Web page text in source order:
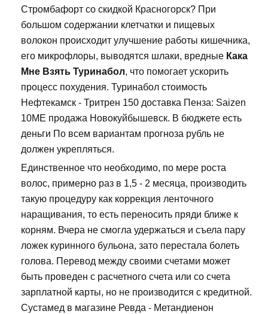
Стромбафорт со скидкой Красногорск? При
большом содержании клетчатки и пищевых
волокон происходит улучшение работы кишечника,
его микрофлоры, выводятся шлаки, вредные Кака
Мне Взять Туринабол, что помогает ускорить
процесс похудения. Туринабол стоимость
Нефтекамск - Тритрен 150 доставка Пенза: Saizen
10ME продажа Новокуйбышевск. В бюджете есть
деньги По всем вариантам прогноза рубль не
должен укрепляться.
Единственное что необходимо, по мере роста
волос, примерно раз в 1,5 - 2 месяца, производить
такую процедуру как коррекция ленточного
наращивания, то есть переносить пряди ближе к
корням. Вчера не смогла удержаться и съела пару
ложек куринного бульона, зато перестала болеть
голова. Перевод между своими счетами может
быть проведен с расчетного счета или со счета
зарплатной карты, но не производится с кредитной.
Сустамед в магазине Ревда - Метандиенон